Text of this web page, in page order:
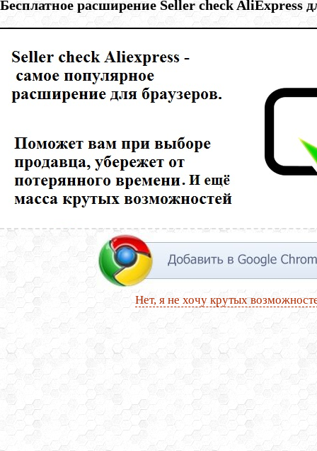
Бесплатное расширение Seller check AliExpress
Нет, я не хочу крутых